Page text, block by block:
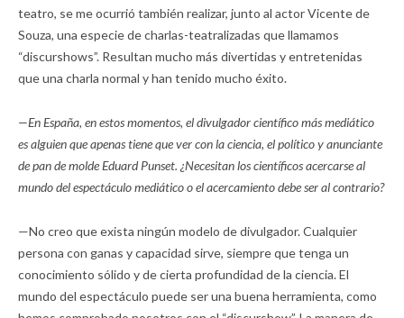
teatro, se me ocurrió también realizar, junto al actor Vicente de
Souza, una especie de charlas-teatralizadas que llamamos
“discurshows”. Resultan mucho más divertidas y entretenidas
que una charla normal y han tenido mucho éxito.
—En España, en estos momentos, el divulgador científico más mediático
es alguien que apenas tiene que ver con la ciencia, el político y anunciante
de pan de molde Eduard Punset. ¿Necesitan los científicos acercarse al
mundo del espectáculo mediático o el acercamiento debe ser al contrario?
—No creo que exista ningún modelo de divulgador. Cualquier
persona con ganas y capacidad sirve, siempre que tenga un
conocimiento sólido y de cierta profundidad de la ciencia. El
mundo del espectáculo puede ser una buena herramienta, como